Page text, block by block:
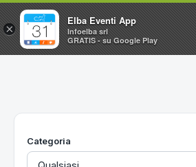
Home
Utilità
Categoria
×
Elba Eventi App
Infoelba srl
GRATIS - su Google Play